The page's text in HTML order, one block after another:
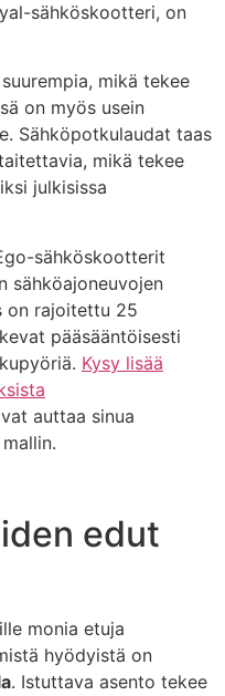
sähköskootteri, on
mikä tekee
on myös usein
Sähköpotkulaudat taas
mikä tekee
julkisissa
sähköskootterit
sähköajoneuvojen
on rajoitettu 25
pääsääntöisesti
Kysy lisää
auttaa sinua
edut
monia etuja
hyödyistä on
. Istuttava asento tekee